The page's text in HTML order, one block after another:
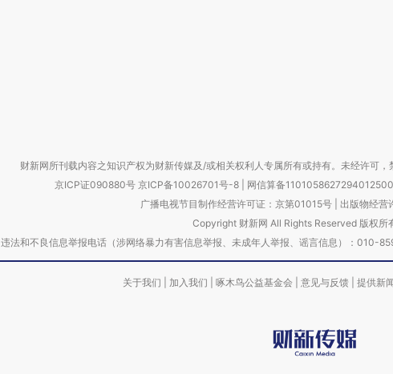
财新网所刊载内容之知识产权为财新传媒及/或相关权利人专属所有或持有。未经许可，
京ICP证090880号 京ICP备10026701号-8 网信算备
广播电视节目制作经营许可证：京第01015号| 出版物经营
Copyright 财新网 All Rights Reserved 版权所
违法和不良信息举报电话（涉网络暴力有害信息举报、未成年人举报、谣言信息）：
关于我们 加入我们 啄木鸟公益基金会 意见与反馈 提供新